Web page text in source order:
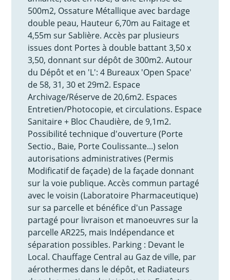
500m2, Ossature Métallique avec bardage
double peau, Hauteur 6,70m au Faitage et
4,55m sur Sablière. Accès par plusieurs
issues dont Portes à double battant 3,50 x
3,50, donnant sur dépôt de 300m2. Autour
du Dépôt et en 'L': 4 Bureaux 'Open Space'
de 58, 31, 30 et 29m2. Espace
Archivage/Réserve de 20,6m2. Espaces
Entretien/Photocopie, et circulations. Espace
Sanitaire + Bloc Chaudière, de 9,1m2.
Possibilité technique d'ouverture (Porte
Sectio., Baie, Porte Coulissante...) selon
autorisations administratives (Permis
Modificatif de façade) de la façade donnant
sur la voie publique. Accès commun partagé
avec le voisin (Laboratoire Pharmaceutique)
sur sa parcelle et bénéfice d'un Passage
partagé pour livraison et manoeuvres sur la
parcelle AR225, mais Indépendance et
séparation possibles. Parking : Devant le
Local. Chauffage Central au Gaz de ville, par
aérothermes dans le dépôt, et Radiateurs